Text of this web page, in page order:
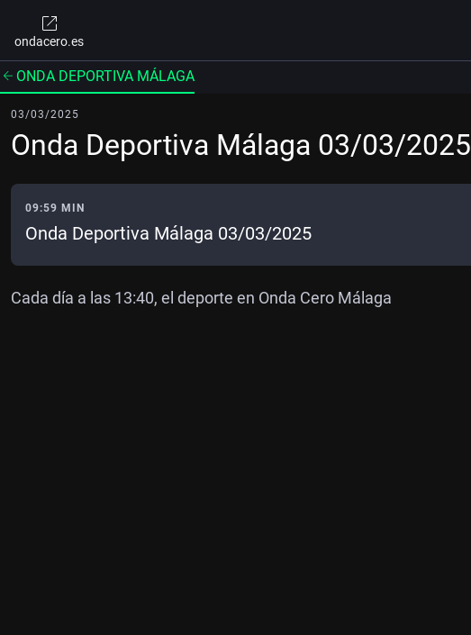
ondacero.es
ONDA DEPORTIVA MÁLAGA
03/03/2025
Onda Deportiva Málaga 03/03/2025
09:59 MIN
Onda Deportiva Málaga 03/03/2025
Cada día a las 13:40, el deporte en Onda Cero Málaga